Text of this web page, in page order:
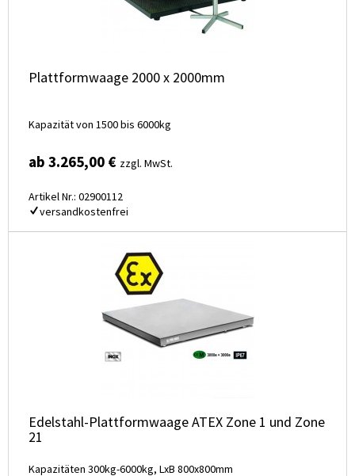
Plattformwaage 2000 x 2000mm
Kapazität von 1500 bis 6000kg
ab 3.265,00 € zzgl. MwSt.
Artikel Nr.: 02900112
versandkostenfrei
Edelstahl-Plattformwaage ATEX Zone 1 und Zone
21
Kapazitäten 300kg-6000kg, LxB 800x800mm